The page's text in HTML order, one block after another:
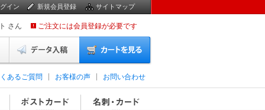
イン 新規会員登録 サイトマップ
さん ご注文には会員登録が必要です
あるご質問 お客様の声 お問い合わせ